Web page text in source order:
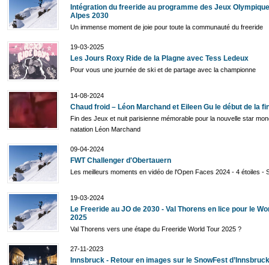
Intégration du freeride au programme des Jeux
Alpes 2030
Un immense moment de joie pour toute la communauté du freeride
19-03-2025
Les Jours Roxy Ride de la Plagne avec Tess Ledeux
Pour vous une journée de ski et de partage avec la championne
14-08-2024
Chaud froid – Léon Marchand et Eileen Gu le début de la
Fin des Jeux et nuit parisienne mémorable pour la nouvelle star
natation Léon Marchand
09-04-2024
FWT Challenger d'Obertauern
Les meilleurs moments en vidéo de l'Open Faces 2024 - 4 étoiles -
19-03-2024
Le Freeride au JO de 2030 - Val Thorens en lice pour le
2025
Val Thorens vers une étape du Freeride World Tour 2025 ?
27-11-2023
Innsbruck - Retour en images sur le SnowFest d’Innsbruck